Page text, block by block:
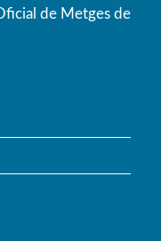
de Metges de